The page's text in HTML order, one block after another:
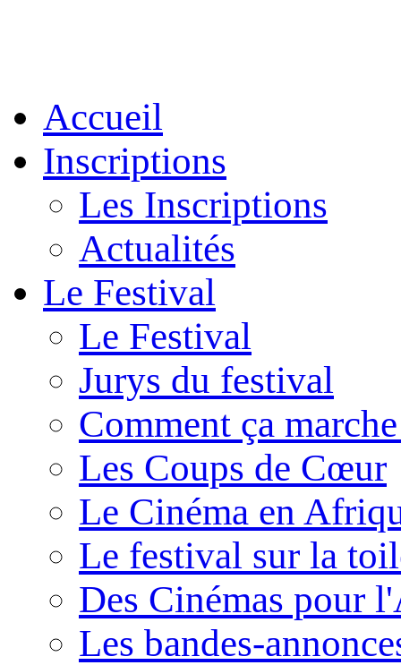
Accueil
Inscriptions
Les Inscriptions
Actualités
Le Festival
Le Festival
Jurys du festival
Comment ça
Les Coups de Cœur
Le Cinéma en
Le festival sur la
Des Cinémas pour
Les bandes-